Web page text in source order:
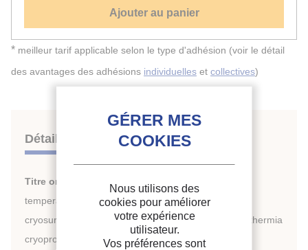
Ajouter au panier
* meilleur tarif applicable selon le type d'adhésion (voir le détail
des avantages des adhésions individuelles et collectives)
Détails
Titre original :
temperature and thermal stress distributions during
cryosurgery: the novel combined cryosurgery-hyperthermia
cryoprobe versus the Endocare cryoprobe.
Nous utilisons des
cookies pour améliorer
votre expérience
utilisateur.
Vos préférences sont